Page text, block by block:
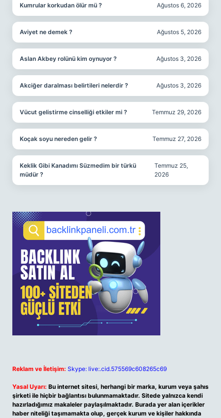
Kumrular korkudan ölür mü ? Ağustos 6, 2026
Aviyet ne demek ? Ağustos 5, 2026
Aslan Akbey rolünü kim oynuyor ? Ağustos 3, 2026
Akciğer daralması belirtileri nelerdir ? Ağustos 3, 2026
Vücut gelistirme cinselliği etkiler mi ? Temmuz 29, 2026
Koçak soyu nereden gelir ? Temmuz 27, 2026
Keklik Gibi Kanadımı Süzmedim bir türkü
müdür ?
Temmuz 25,
2026
Reklam ve İletişim: Skype: live:.cid.575569c608265c69
Yasal Uyarı: Bu internet sitesi, herhangi bir marka, kurum veya şahıs
şirketi ile hiçbir bağlantısı bulunmamaktadır. Sitede yalnızca kendi
hazırladığımız makaleler paylaşılmaktadır. Burada yer alan içerikler
haber niteliği taşımamakta olup, gerçek kurum ve kişiler hakkında